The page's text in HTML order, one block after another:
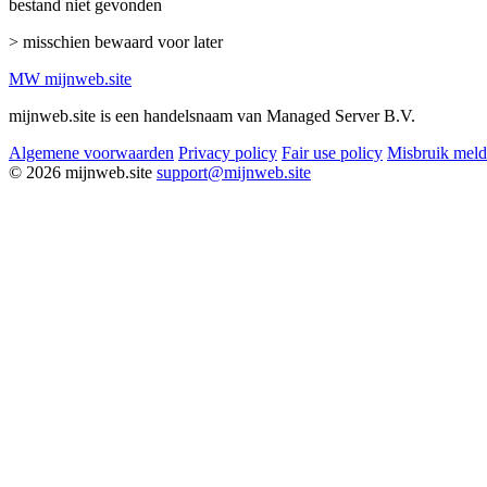
bestand niet gevonden
> misschien bewaard voor later
MW mijnweb.site
mijnweb.site is een handelsnaam van Managed Server B.V.
Algemene voorwaarden Privacy policy Fair use policy Misbruik
© 2026 mijnweb.site support@mijnweb.site